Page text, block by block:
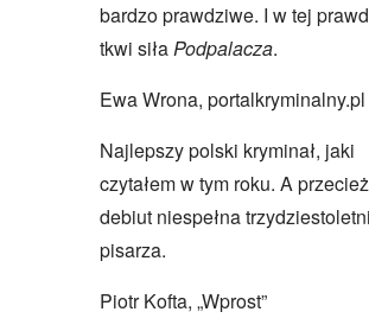
bardzo prawdziwe. I w tej
tkwi siłaPodpalacza.
Ewa Wrona, portalkryminalny.pl
Najlepszy polski kryminał, jaki
czytałem w tym roku. A
debiut niespełna
pisarza.
Piotr Kofta, „Wprost”